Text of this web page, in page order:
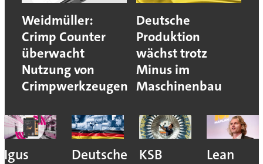
Weidmüller:
Crimp Counter
überwacht
Nutzung von
Crimpwerkzeugen
Deutsche
Produktion
wächst trotz
Minus im
Maschinenbau
Igus
Deutsche
KSB
Lean